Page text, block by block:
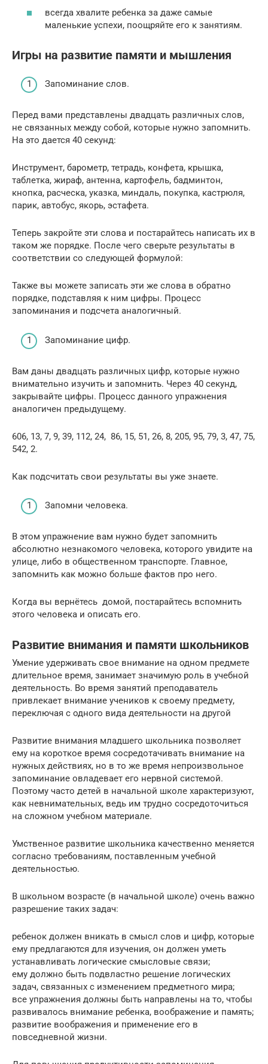
всегда хвалите ребенка за даже самые
маленькие успехи, поощряйте его к занятиям.
Игры на развитие памяти и мышления
Запоминание слов.
Перед вами представлены двадцать различных слов,
не связанных между собой, которые нужно запомнить.
На это дается 40 секунд:
Инструмент, барометр, тетрадь, конфета, крышка,
таблетка, жираф, антенна, картофель, бадминтон,
кнопка, расческа, указка, миндаль, покупка, кастрюля,
парик, автобус, якорь, эстафета.
Теперь закройте эти слова и постарайтесь написать их в
таком же порядке. После чего сверьте результаты в
соответствии со следующей формулой:
Также вы можете записать эти же слова в обратно
порядке, подставляя к ним цифры. Процесс
запоминания и подсчета аналогичный.
Запоминание цифр.
Вам даны двадцать различных цифр, которые нужно
внимательно изучить и запомнить. Через 40 секунд,
закрывайте цифры. Процесс данного упражнения
аналогичен предыдущему.
606, 13, 7, 9, 39, 112, 24, 86, 15, 51, 26, 8, 205, 95, 79, 3, 47, 75,
542, 2.
Как подсчитать свои результаты вы уже знаете.
Запомни человека.
В этом упражнение вам нужно будет запомнить
абсолютно незнакомого человека, которого увидите на
улице, либо в общественном транспорте. Главное,
запомнить как можно больше фактов про него.
Когда вы вернётесь домой, постарайтесь вспомнить
этого человека и описать его.
Развитие внимания и памяти школьников
Умение удерживать свое внимание на одном предмете
длительное время, занимает значимую роль в учебной
деятельность. Во время занятий преподаватель
привлекает внимание учеников к своему предмету,
переключая с одного вида деятельности на другой
Развитие внимания младшего школьника позволяет
ему на короткое время сосредотачивать внимание на
нужных действиях, но в то же время непроизвольное
запоминание овладевает его нервной системой.
Поэтому часто детей в начальной школе характеризуют,
как невнимательных, ведь им трудно сосредоточиться
на сложном учебном материале.
Умственное развитие школьника качественно меняется
согласно требованиям, поставленным учебной
деятельностью.
В школьном возрасте (в начальной школе) очень важно
разрешение таких задач:
ребенок должен вникать в смысл слов и цифр, которые
ему предлагаются для изучения, он должен уметь
устанавливать логические смысловые связи;
ему должно быть подвластно решение логических
задач, связанных с изменением предметного мира;
все упражнения должны быть направлены на то, чтобы
развивалось внимание ребенка, воображение и память;
развитие воображения и применение его в
повседневной жизни.